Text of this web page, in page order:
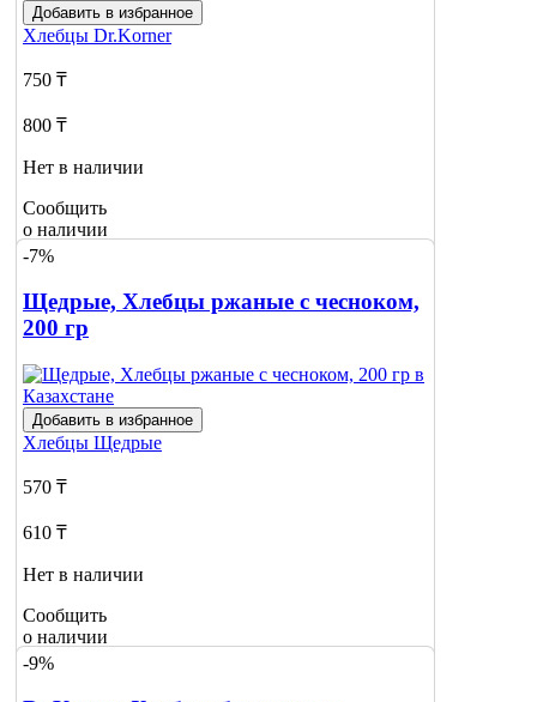
Добавить в избранное
Хлебцы Dr.Korner
750 ₸
800 ₸
Нет в наличии
Сообщить
о наличии
-7%
Щедрые, Хлебцы ржаные с чесноком,
200 гр
Добавить в избранное
Хлебцы Щедрые
570 ₸
610 ₸
Нет в наличии
Сообщить
о наличии
-9%